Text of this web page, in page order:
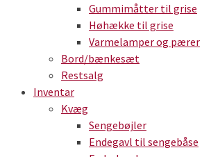
Gummimåtter til grise
Høhække til grise
Varmelamper og pærer
Bord/bænkesæt
Restsalg
Inventar
Kvæg
Sengebøjler
Endegavl til sengebåse